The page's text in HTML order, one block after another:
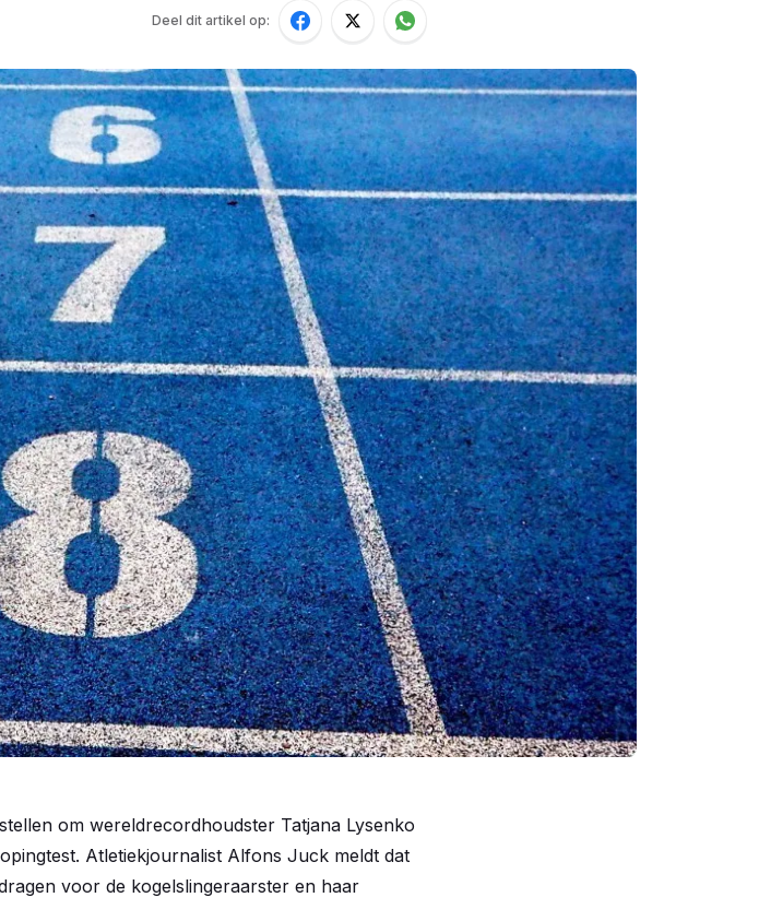
Deel dit artikel op:
om wereldrecordhoudster Tatjana Lysenko
Atletiekjournalist Alfons Juck meldt dat
voor de kogelslingeraarster en haar